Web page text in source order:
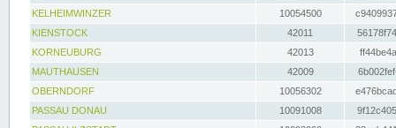
KELHEIMWINZER
10054500
KIENSTOCK
42011
KORNEUBURG
42013
MAUTHAUSEN
42009
OBERNDORF
10056302
PASSAU DONAU
10091008